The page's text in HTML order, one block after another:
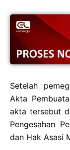
Setelah
Akta
akta tersebut
Pengesahan
dan Hak Asasi